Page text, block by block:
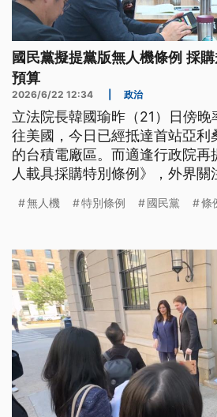
國民黨擬提黨版無人機條例 採
預算
2026/6/22 12:34 政治
立法院長韓國瑜昨（21）日傍
往美國，今日已經抵達首站亞利
的台積電廠區。而適逢行政院再
人載具採購特別條例》，外界關
議特別條例，不過國民黨也正研
無人機 特別條例 國民黨 條